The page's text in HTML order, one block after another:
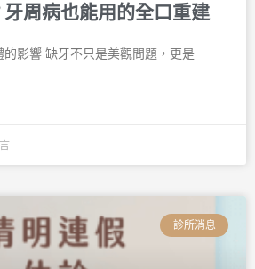
周病也能用的全口重建
影響 缺牙不只是美觀問題，更是
診所消息